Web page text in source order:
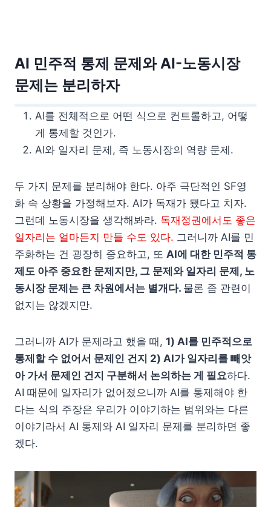
AI 민주적 통제 문제와 AI-노동시장
문제는 분리하자
AI를 전체적으로 어떤 식으로 컨트롤하고, 어떻
게 통제할 것인가.
AI와 일자리 문제, 즉 노동시장의 역량 문제.
두 가지 문제를 분리해야 한다. 아주 극단적인 SF영
화 속 상황을 가정해보자. AI가 독재가 됐다고 치자.
그런데 노동시장을 생각해봐라. 독재정권에서도 좋은
일자리는 얼마든지 만들 수도 있다. 그러니까 AI를 민
주화하는 건 굉장히 중요하고, 또 AI에 대한 민주적 통
제도 아주 중요한 문제지만, 그 문제와 일자리 문제, 노
동시장 문제는 큰 차원에서는 별개다. 물론 좀 관련이
없지는 않겠지만.
그러니까 AI가 문제라고 했을 때, 1) AI를 민주적으로
통제할 수 없어서 문제인 건지 2) AI가 일자리를 빼앗
아 가서 문제인 건지 구분해서 논의하는 게 필요하다.
AI 때문에 일자리가 없어졌으니까 AI를 통제해야 한
다는 식의 주장은 우리가 이야기하는 범위와는 다른
이야기라서 AI 통제와 AI 일자리 문제를 분리하면 좋
겠다.